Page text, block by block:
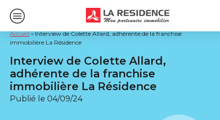
Accueil»Interview de Colette Allard, adhérente de la franchise
immobilière La Résidence
Interview de Colette Allard,
adhérente de la franchise
immobilière La Résidence
Publié le 04/09/24